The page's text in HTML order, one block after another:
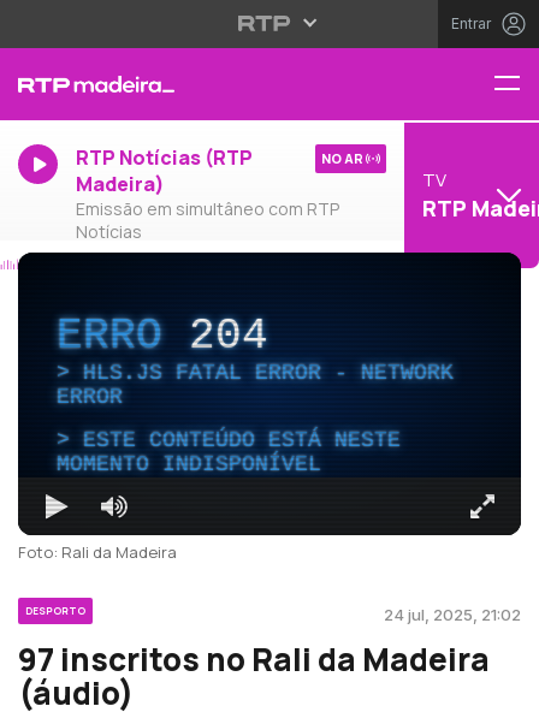
Entrar
RTP Notícias (RTP
Madeira)
Emissão em simultâneo com RTP
Notícias
NO AR
TV
RTP
ERRO204
HLS.JS FATAL ERROR - NETWORK
ERROR
ESTE CONTEÚDO ESTÁ NESTE
MOMENTO INDISPONÍVEL
Foto: Rali da Madeira
DESPORTO 24 jul, 2025, 21:02
97 inscritos no Rali da Madeira
(áudio)